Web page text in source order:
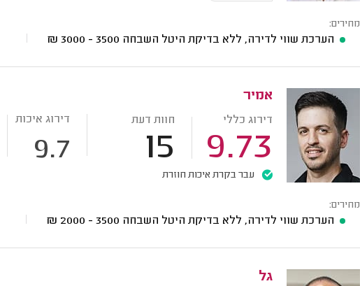
מחירים:
הערכת שווי לדירה, ללא בדיקת היטל השבחה 3500 - 3000
₪
אמיר
דירוג כללי
9.73
חוות דעת
15
דירוג איכות
9.7
עבר בקרת איכות חוזרת
מחירים:
הערכת שווי לדירה, ללא בדיקת היטל השבחה 3500 - 2000
₪
גל